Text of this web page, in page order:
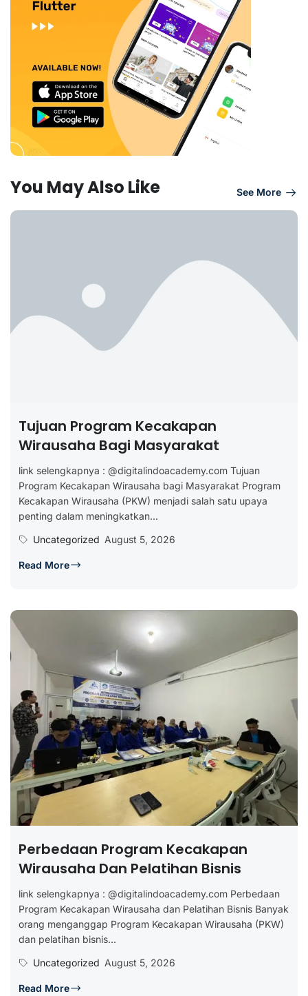
You May Also Like See More
Tujuan Program Kecakapan
Wirausaha Bagi Masyarakat
link selengkapnya : @digitalindoacademy.com Tujuan
Program Kecakapan Wirausaha bagi Masyarakat Program
Kecakapan Wirausaha (PKW) menjadi salah satu upaya
penting dalam meningkatkan...
Uncategorized August 5, 2026
Read More
Perbedaan Program Kecakapan
Wirausaha Dan Pelatihan Bisnis
link selengkapnya : @digitalindoacademy.com Perbedaan
Program Kecakapan Wirausaha dan Pelatihan Bisnis Banyak
orang menganggap Program Kecakapan Wirausaha (PKW)
dan pelatihan bisnis...
Uncategorized August 5, 2026
Read More